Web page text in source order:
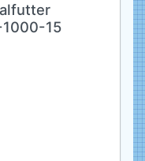
15